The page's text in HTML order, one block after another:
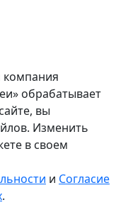
обрабатывает
вы
Изменить
в своем
и Согласие
.